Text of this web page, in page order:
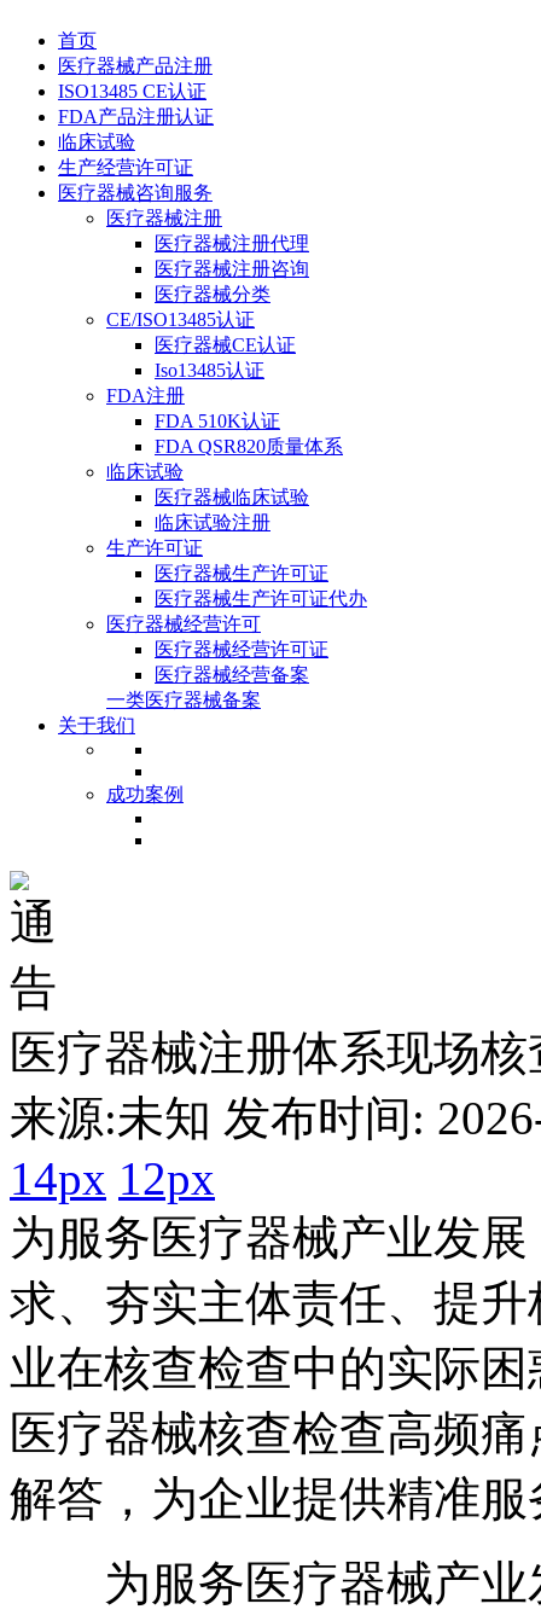
首页
医疗器械产品注册
ISO13485 CE认证
FDA产品注册认证
临床试验
生产经营许可证
医疗器械咨询服务
医疗器械注册
医疗器械注册代理
医疗器械注册咨询
医疗器械分类
CE/ISO13485认证
医疗器械CE认证
Iso13485认证
FDA注册
FDA 510K认证
FDA QSR820质量体系
临床试验
医疗器械临床试验
临床试验注册
生产许可证
医疗器械生产许可证
医疗器械生产许可证代办
医疗器械经营许可
医疗器械经营许可证
医疗器械经营备案
一类医疗器械备案
关于我们
成功案例
医疗器械注册体系现场
来源:未知 发布时间:
14px 12px
为服务医疗器械产业发
求、夯实主体责任、提
业在核查检查中的实际
医疗器械核查检查高频
解答，为企业提供精准
为服务医疗器械产业